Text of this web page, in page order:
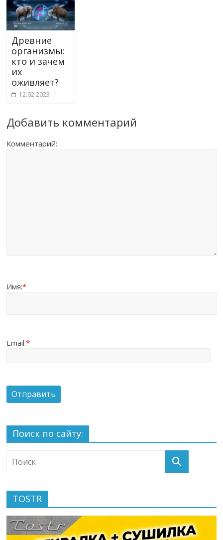
Древние
организмы:
кто и зачем
их
оживляет?
12.02.2023
Добавить комментарий
Комментарий:
Имя:*
Email:*
Поиск по сайту:
TOSTR